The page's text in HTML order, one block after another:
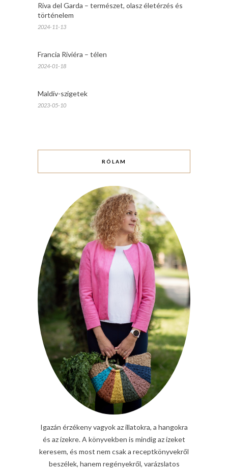
Riva del Garda – természet, olasz életérzés és
történelem
2024-11-13
Francia Riviéra – télen
2024-01-18
Maldív-szigetek
2023-05-10
RÓLAM
Igazán érzékeny vagyok az illatokra, a hangokra
és az ízekre. A könyvekben is mindig az ízeket
keresem, és most nem csak a receptkönyvekről
beszélek, hanem regényekről, varázslatos